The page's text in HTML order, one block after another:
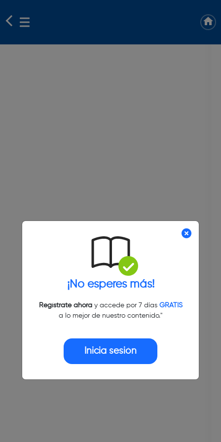
¡No esperes más!
Regístrate ahoray accede por 7 días GRATIS
a lo mejor de nuestro contenido."
Inicia sesión